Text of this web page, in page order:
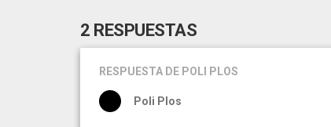
2 RESPUESTAS
RESPUESTA DE POLI PLOS
Poli Plos